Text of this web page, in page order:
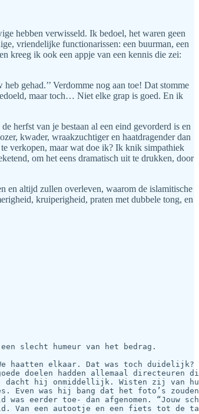
hebben verwisseld. Ik bedoel, het waren geen
vriendelijke functionarissen: een buurman, een
kreeg ik ook een appje van een kennis die zei:
gehad.’’ Verdomme nog aan toe! Dat stomme
maar toch… Niet elke grap is goed. En ik
herfst van je bestaan al een eind gevorderd is en
kwader, wraakzuchtiger en haatdragender dan
verkopen, maar wat doe ik? Ik knik simpathiek
om het eens dramatisch uit te drukken, door
en altijd zullen overleven, waarom de islamitische
kruiperigheid, praten met dubbele tong, en
slecht humeur van het bedrag.
haatten elkaar. Dat was toch
doelen hadden allemaal
hij onmiddellijk. Wisten zij
hij bang dat het foto’s zouden
eerder toe- dan afgenomen. “Jouw
een autootje en een fiets tot